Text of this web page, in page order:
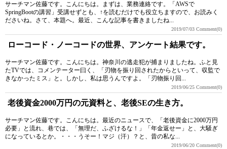
サーチマン佐藤です。こんにちは。まずは、業務連絡です。「AWSで
SpringBootの講習」受講せずとも、↑を読むだけでも役立ちますので、お読みく
ださいね。さて、本題へ。最近、こんな記事を書きましたね...
2019/07/03 Comment(0)
ローコード・ノーコードの世界、アンケート結果です。
サーチマン佐藤です。こんにちは。神奈川の逃走犯が捕まりましたね。ふと見
たTVでは、コメンテーター曰く、「刃物を振り回されたからといって、収監で
きなかったミス」と。しかし、私は思うんですよ。「刃物振り回...
2019/06/25 Comment(0)
老後資金2000万円の元資料と、老後SEの生き方。
サーチマン佐藤です。こんにちは。最近のニュースで、「老後資金に2000万円
必要」と流れ、巷では、「無理だ、ふざけるな！」「年金返せー」と、大騒ぎ
になっているとか。・・・うそー！マジ（汗）？と、昔の私な...
2019/06/20 Comment(0)